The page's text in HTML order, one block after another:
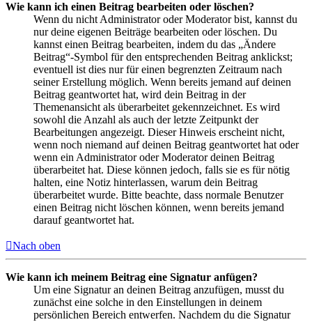
Wie kann ich einen Beitrag bearbeiten oder löschen?
Wenn du nicht Administrator oder Moderator bist, kannst du
nur deine eigenen Beiträge bearbeiten oder löschen. Du
kannst einen Beitrag bearbeiten, indem du das „Ändere
Beitrag“-Symbol für den entsprechenden Beitrag anklickst;
eventuell ist dies nur für einen begrenzten Zeitraum nach
seiner Erstellung möglich. Wenn bereits jemand auf deinen
Beitrag geantwortet hat, wird dein Beitrag in der
Themenansicht als überarbeitet gekennzeichnet. Es wird
sowohl die Anzahl als auch der letzte Zeitpunkt der
Bearbeitungen angezeigt. Dieser Hinweis erscheint nicht,
wenn noch niemand auf deinen Beitrag geantwortet hat oder
wenn ein Administrator oder Moderator deinen Beitrag
überarbeitet hat. Diese können jedoch, falls sie es für nötig
halten, eine Notiz hinterlassen, warum dein Beitrag
überarbeitet wurde. Bitte beachte, dass normale Benutzer
einen Beitrag nicht löschen können, wenn bereits jemand
darauf geantwortet hat.
Nach oben
Wie kann ich meinem Beitrag eine Signatur anfügen?
Um eine Signatur an deinen Beitrag anzufügen, musst du
zunächst eine solche in den Einstellungen in deinem
persönlichen Bereich entwerfen. Nachdem du die Signatur